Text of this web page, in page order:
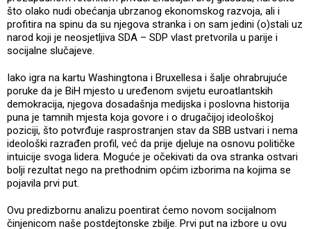
što olako nudi obećanja ubrzanog ekonomskog razvoja, ali i
profitira na spinu da su njegova stranka i on sam jedini (o)stali uz
narod koji je neosjetljiva SDA – SDP vlast pretvorila u parije i
socijalne slučajeve.
Iako igra na kartu Washingtona i Bruxellesa i šalje ohrabrujuće
poruke da je BiH mjesto u uređenom svijetu euroatlantskih
demokracija, njegova dosadašnja medijska i poslovna historija
puna je tamnih mjesta koja govore i o drugačijoj ideološkoj
poziciji, što potvrđuje rasprostranjen stav da SBB ustvari i nema
ideološki razrađen profil, već da prije djeluje na osnovu političke
intuicije svoga lidera. Moguće je očekivati da ova stranka ostvari
bolji rezultat nego na prethodnim općim izborima na kojima se
pojavila prvi put.
Ovu predizbornu analizu poentirat ćemo novom socijalnom
činjenicom naše postdejtonske zbilje. Prvi put na izbore u ovu